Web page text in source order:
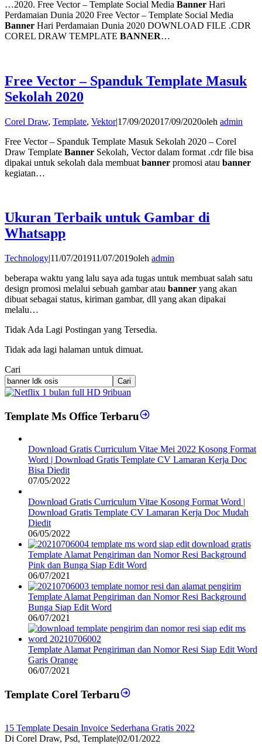
…2020. Free Vector – Template Social Media Banner Hari
Perdamaian Dunia 2020 Free Vector – Template Social Media
Banner Hari Perdamaian Dunia 2020 DOWNLOAD FILE .CDR
COREL DRAW TEMPLATE BANNER…
Free Vector – Spanduk Template Masuk
Sekolah 2020
Corel Draw, Template, Vektor|17/09/202017/09/2020oleh admin
Free Vector – Spanduk Template Masuk Sekolah 2020 – Corel
Draw Template Banner Sekolah, Vector dalam format .cdr file bisa
dipakai untuk sekolah dala membuat banner promosi atau banner
kegiatan…
Ukuran Terbaik untuk Gambar di
Whatsapp
Technology|11/07/201911/07/2019oleh admin
beberapa waktu yang lalu saya ada tugas untuk membuat salah satu
design promosi melalui sebuah gambar atau banner yang akan
dibuat sebagai status, kiriman gambar, dll yang akan dipakai
melalu…
Tidak Ada Lagi Postingan yang Tersedia.
Tidak ada lagi halaman untuk dimuat.
Cari
Cari
Template Ms Office Terbaru
Download Gratis Curriculum Vitae Mei 2022 Kosong Format
Word | Download Gratis Template CV Lamaran Kerja Doc
Bisa Diedit
07/05/2022
Download Gratis Curriculum Vitae Kosong Format Word |
Download Gratis Template CV Lamaran Kerja Doc Mudah
Diedit
06/05/2022
Template Alamat Pengiriman dan Nomor Resi Background
Pink dan Bunga Siap Edit Word
06/07/2021
Template Alamat Pengiriman dan Nomor Resi Background
Bunga Siap Edit Word
06/07/2021
Template Alamat Pengiriman dan Nomor Resi Siap Edit Word
Garis Orange
06/07/2021
Template Corel Terbaru
15 Template Desain Invoice Sederhana Gratis 2022
Di Corel Draw, Psd, Template|02/01/2022